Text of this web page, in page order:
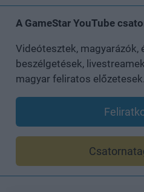
A GameStar YouTube
Videótesztek, magyarázók,
beszélgetések,
magyar feliratos előzetesek.